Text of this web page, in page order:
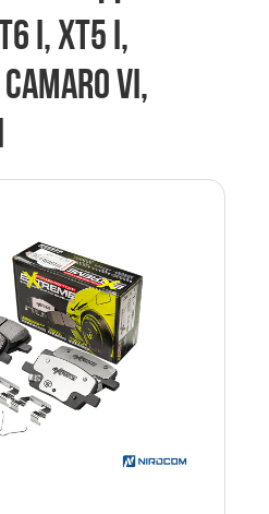
I, XT5 I,
VI,